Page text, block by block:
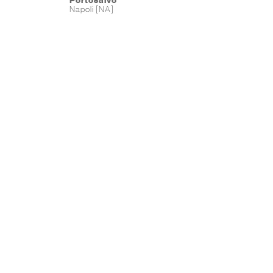
Napoli [NA]